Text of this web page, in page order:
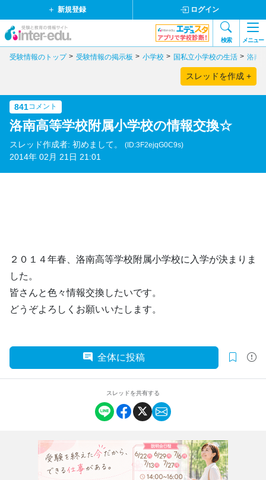
新規登録 ログイン
検索 メニュー
受験情報のトップ 受験情報の掲示板 小学校 国私立小学校の生活 洛南
スレッドを作成 +
841コメント
洛南高等学校附属小学校の情報交換☆
スレッド作成者: 初めまして。 (ID:3F2ejqG0C9s)
2014年 02月 21日 21:01
２０１４年春、洛南高等学校附属小学校に入学が決まりま
した。
皆さんと色々情報交換したいです。
どうぞよろしくお願いいたします。
全体に投稿
スレッドを共有する